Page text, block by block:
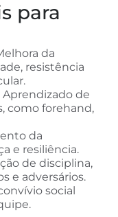
para
da
resistência
Aprendizado de
como forehand,
da
e resiliência.
de disciplina,
e adversários.
social